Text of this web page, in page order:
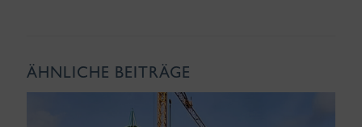
ÄHNLICHE BEITRÄGE